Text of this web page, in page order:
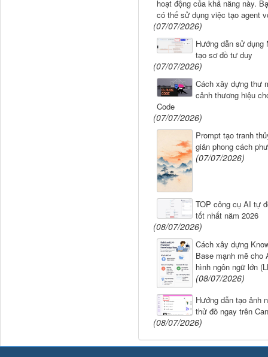
hoạt động của khả năng này.
có thể sử dụng việc tạo agent
(07/07/2026)
Hướng dẫn sử dụng
tạo sơ đồ tư duy
(07/07/2026)
Cách xây dựng thư
cảnh thương hiệu
Code
(07/07/2026)
Prompt tạo tranh
giản phong cách
(07/07/2026)
TOP công cụ AI tự
tốt nhất năm 2026
(08/07/2026)
Cách xây dựng
Base mạnh mẽ cho
hình ngôn ngữ lớn
(08/07/2026)
Hướng dẫn tạo ảnh
thử đồ ngay trên
(08/07/2026)